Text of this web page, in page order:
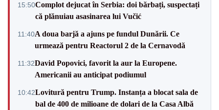
15:50Complot dejucat în Serbia: doi bărbați, suspectați
că plănuiau asasinarea lui Vučić
11:40A doua barjă a ajuns pe fundul Dunării. Ce
urmează pentru Reactorul 2 de la Cernavodă
11:32David Popovici, favorit la aur la Europene.
Americanii au anticipat podiumul
10:42Lovitură pentru Trump. Instanța a blocat sala de
bal de 400 de milioane de dolari de la Casa Albă